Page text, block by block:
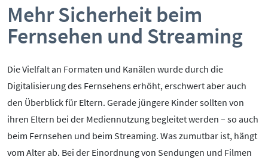
Mehr Sicherheit beim
Fernsehen und Streaming
Die Vielfalt an Formaten und Kanälen wurde durch die
Digitalisierung des Fernsehens erhöht, erschwert aber auch
den Überblick für Eltern. Gerade jüngere Kinder sollten von
ihren Eltern bei der Mediennutzung begleitet werden – so auch
beim Fernsehen und beim Streaming. Was zumutbar ist, hängt
vom Alter ab. Bei der Einordnung von Sendungen und Filmen